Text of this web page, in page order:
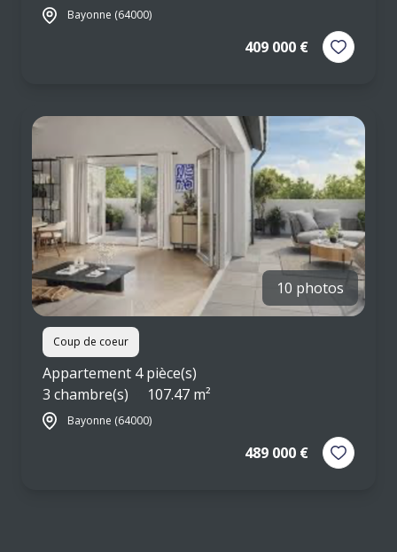
Bayonne (64000)
409 000 €
10 photos
Coup de coeur
Appartement 4 pièce(s)
3 chambre(s)
107.47 m²
Bayonne (64000)
489 000 €